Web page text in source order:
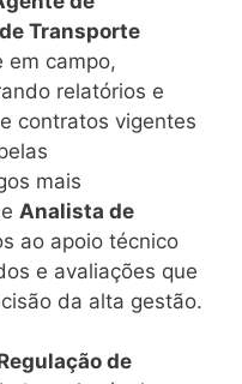
Transporte
em campo,
relatórios e
contratos vigentes
mais
Analista de
ao apoio técnico
e avaliações que
da alta gestão.
de